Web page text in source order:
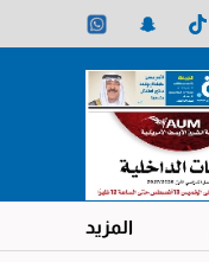
المزيد